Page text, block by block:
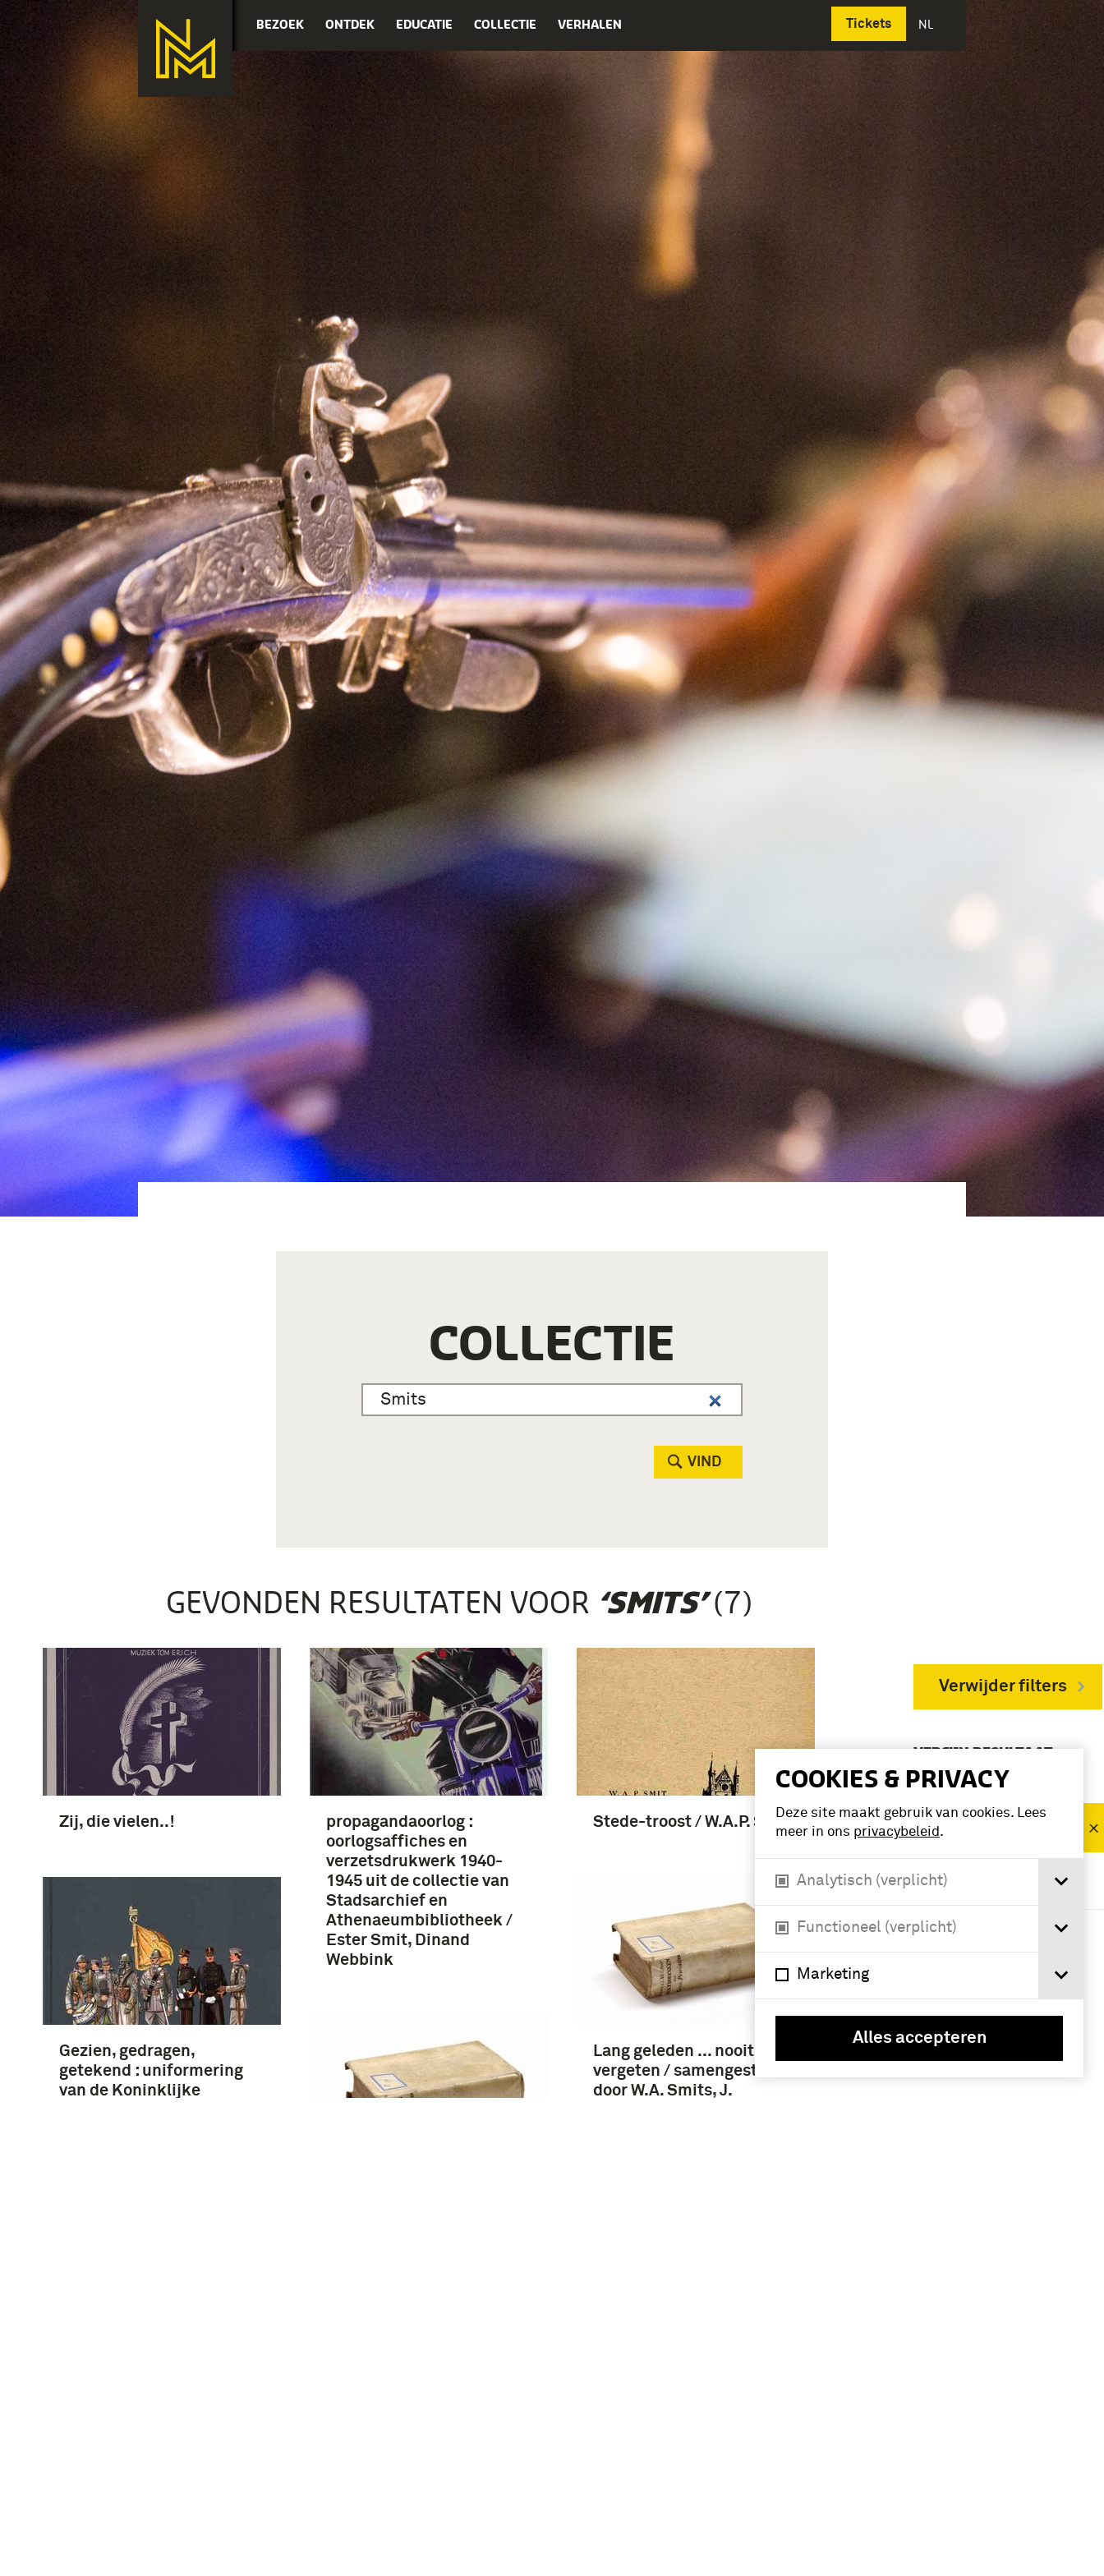
BEZOEK ONTDEK EDUCATIE COLLECTIE VERHALEN Tickets NL
Deutsch
COOKIES & PRIVACY
Deze site maakt gebruik van cookies. Lees
meer in ons privacybeleid.
Analytisch (verplicht)
Functioneel (verplicht)
Marketing
Alles accepteren
COLLECTIE
VIND
GEVONDEN RESULTATEN VOOR ‘SMITS’(7)
Verwijder filters
VERFIJN RESULTAAT
Periode
Bezetting
Geografie
Nederland (4)
Zij, die vielen..!
Gezien, gedragen,
getekend : uniformering
van de Koninklijke
propagandaoorlog :
oorlogsaffiches en
verzetsdrukwerk 1940-
1945 uit de collectie van
Stadsarchief en
Athenaeumbibliotheek /
Ester Smit, Dinand
Webbink
Stede-troost / W.A.P. Smit
Lang geleden ... nooit
vergeten / samengest.
door W.A. Smits, J.